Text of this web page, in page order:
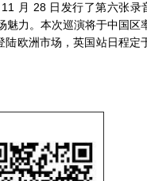
月 28 日发行了第六张
魅力。本次巡演将于中国
陆欧洲市场，英国站日程